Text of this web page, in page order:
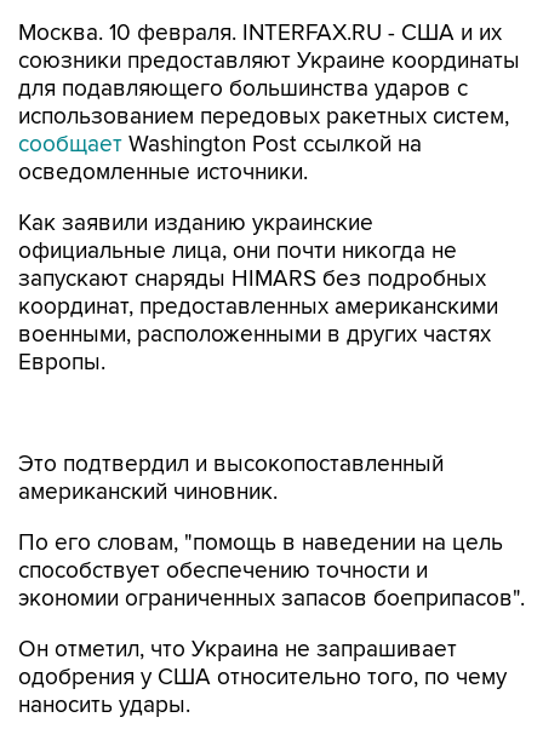
Москва. 10 февраля. INTERFAX.RU - США и их
союзники предоставляют Украине координаты
для подавляющего большинства ударов с
использованием передовых ракетных систем,
сообщает Washington Post ссылкой на
осведомленные источники.
Как заявили изданию украинские
официальные лица, они почти никогда не
запускают снаряды HIMARS без подробных
координат, предоставленных американскими
военными, расположенными в других частях
Европы.
По его словам, "помощь в наведении на цель
экономии ограниченных запасов боеприпасов".
Он отметил, что Украина не запрашивает
наносить удары.
США предоставляют Киеву координаты и